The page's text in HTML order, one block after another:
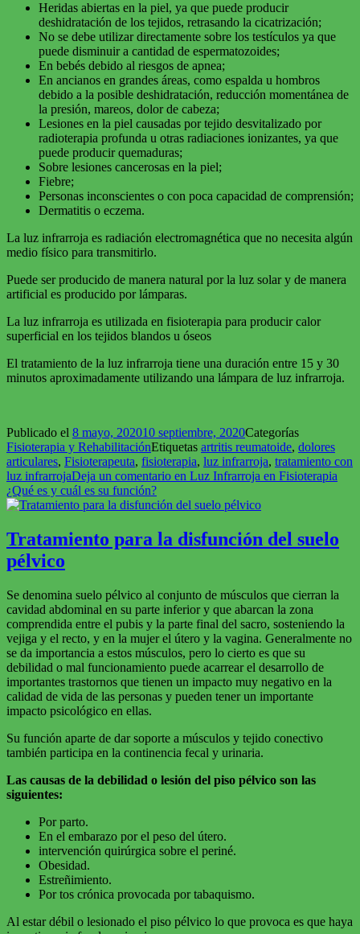
Heridas abiertas en la piel, ya que puede producir
deshidratación de los tejidos, retrasando la cicatrización;
No se debe utilizar directamente sobre los testículos ya que
puede disminuir a cantidad de espermatozoides;
En bebés debido al riesgos de apnea;
En ancianos en grandes áreas, como espalda u hombros
debido a la posible deshidratación, reducción momentánea de
la presión, mareos, dolor de cabeza;
Lesiones en la piel causadas por tejido desvitalizado por
radioterapia profunda u otras radiaciones ionizantes, ya que
puede producir quemaduras;
Sobre lesiones cancerosas en la piel;
Fiebre;
Personas inconscientes o con poca capacidad de comprensión;
Dermatitis o eczema.
La luz infrarroja es radiación electromagnética que no necesita algún
medio físico para transmitirlo.
Puede ser producido de manera natural por la luz solar y de manera
artificial es producido por lámparas.
La luz infrarroja es utilizada en fisioterapia para producir calor
superficial en los tejidos blandos u óseos
El tratamiento de la luz infrarroja tiene una duración entre 15 y 30
minutos aproximadamente utilizando una lámpara de luz infrarroja.
Publicado el 8 mayo, 202010 septiembre, 2020Categorías
Fisioterapia y RehabilitaciónEtiquetas artritis reumatoide, dolores
articulares, Fisioterapeuta, fisioterapia, luz infrarroja, tratamiento con
luz infrarrojaDeja un comentario en Luz Infrarroja en Fisioterapia
¿Qué es y cuál es su función?
Tratamiento para la disfunción del suelo
pélvico
Se denomina suelo pélvico al conjunto de músculos que cierran la
cavidad abdominal en su parte inferior y que abarcan la zona
comprendida entre el pubis y la parte final del sacro, sosteniendo la
vejiga y el recto, y en la mujer el útero y la vagina. Generalmente no
se da importancia a estos músculos, pero lo cierto es que su
debilidad o mal funcionamiento puede acarrear el desarrollo de
importantes trastornos que tienen un impacto muy negativo en la
calidad de vida de las personas y pueden tener un importante
impacto psicológico en ellas.
Su función aparte de dar soporte a músculos y tejido conectivo
también participa en la continencia fecal y urinaria.
Las causas de la debilidad o lesión del piso pélvico son las
siguientes:
Por parto.
En el embarazo por el peso del útero.
intervención quirúrgica sobre el periné.
Obesidad.
Estreñimiento.
Por tos crónica provocada por tabaquismo.
Al estar débil o lesionado el piso pélvico lo que provoca es que haya